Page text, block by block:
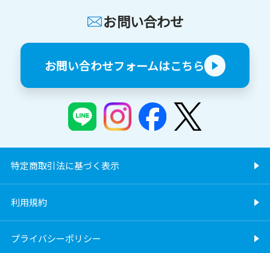
お問い合わせ
お問い合わせフォームはこちら
特定商取引法に基づく表示
利用規約
プライバシーポリシー